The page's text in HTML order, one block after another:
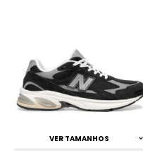
VER TAMANHOS